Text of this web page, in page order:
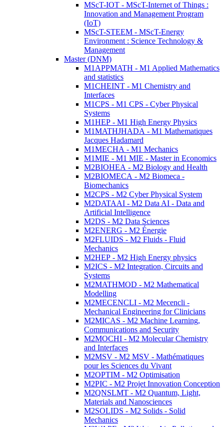
MScT-IOT - MScT-Internet of Things :
Innovation and Management Program
(IoT)
MScT-STEEM - MScT-Energy
Environment : Science Technology &
Management
Master (DNM)
M1APPMATH - M1 Applied Mathematics
and statistics
M1CHEINT - M1 Chemistry and
Interfaces
M1CPS - M1 CPS - Cyber Physical
Systems
M1HEP - M1 High Energy Physics
M1MATHJHADA - M1 Mathematiques
Jacques Hadamard
M1MECHA - M1 Mechanics
M1MIE - M1 MIE - Master in Economics
M2BIOHEA - M2 Biology and Health
M2BIOMECA - M2 Biomeca -
Biomechanics
M2CPS - M2 Cyber Physical System
M2DATAAI - M2 Data AI - Data and
Artificial Intelligence
M2DS - M2 Data Sciences
M2ENERG - M2 Énergie
M2FLUIDS - M2 Fluids - Fluid
Mechanics
M2HEP - M2 High Energy physics
M2ICS - M2 Integration, Circuits and
Systems
M2MATHMOD - M2 Mathematical
Modelling
M2MECENCLI - M2 Mecencli -
Mechanical Engineering for Clinicians
M2MICAS - M2 Machine Learning,
Communications and Security
M2MOCHI - M2 Molecular Chemistry
and Interfaces
M2MSV - M2 MSV - Mathématiques
pour les Sciences du Vivant
M2OPTIM - M2 Optimisation
M2PIC - M2 Projet Innovation Conception
M2QNSLMT - M2 Quantum, Light,
Materials and Nanosciences
M2SOLIDS - M2 Solids - Solid
Mechanics